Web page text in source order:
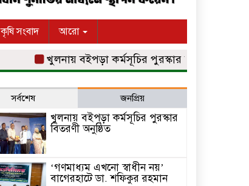
কৃষি সংবাদ আরো
খুলনায় বইপড়া কর্মসূচির পুরস্কার বিতরণী অনুষ্ঠিত
সর্বশেষ জনপ্রিয়
খুলনায় বইপড়া কর্মসূচির পুরস্কার
বিতরণী অনুষ্ঠিত
‘গণমাধ্যম এখনো স্বাধীন নয়’
বাগেরহাটে ডা. শফিকুর রহমান